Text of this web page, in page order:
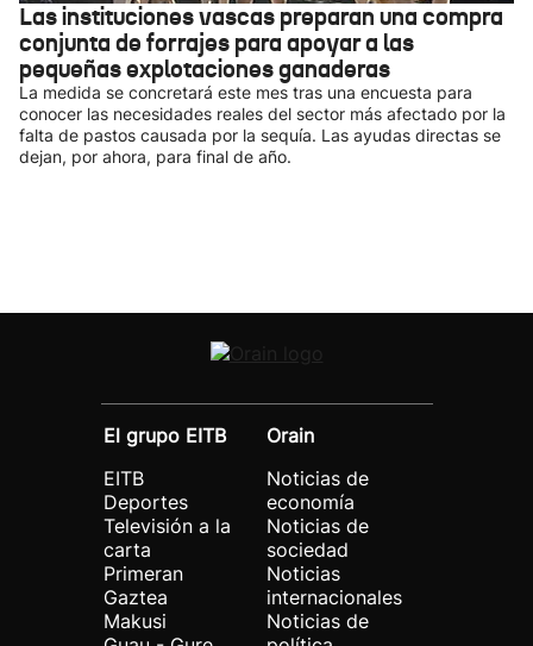
Las instituciones vascas preparan una compra
conjunta de forrajes para apoyar a las
pequeñas explotaciones ganaderas
La medida se concretará este mes tras una encuesta para
conocer las necesidades reales del sector más afectado por la
falta de pastos causada por la sequía. Las ayudas directas se
dejan, por ahora, para final de año.
El grupo EITB
EITB
Deportes
Televisión a la
carta
Primeran
Gaztea
Makusi
Orain
Noticias de
economía
Noticias de
sociedad
Noticias
internacionales
Noticias de